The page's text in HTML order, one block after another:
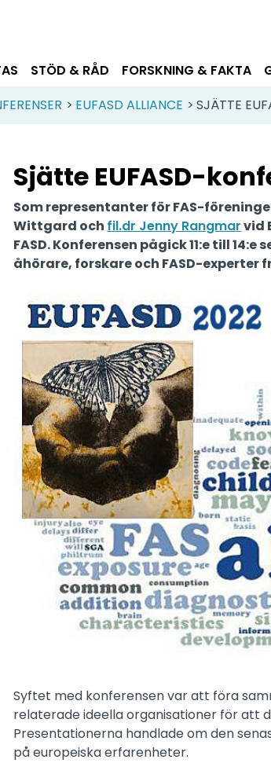
STÖD & RÅD FORSKNING & FAKTA
> EUFASD ALLIANCE > SJÄTTE
Sjätte EUFASD-
Som representanter för FAS-
Wittgard och fil.dr Jenny Rangmarvid
FASD. Konferensen pågick 11:e till
åhörare, forskare och FASD-experter
Syftet med konferensen var att föra
relaterade ideella organisationer för att
Presentationerna handlade om den
på europeiska erfarenheter.